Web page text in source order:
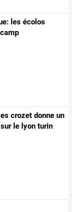
les écolos
crozet donne un
le lyon turin